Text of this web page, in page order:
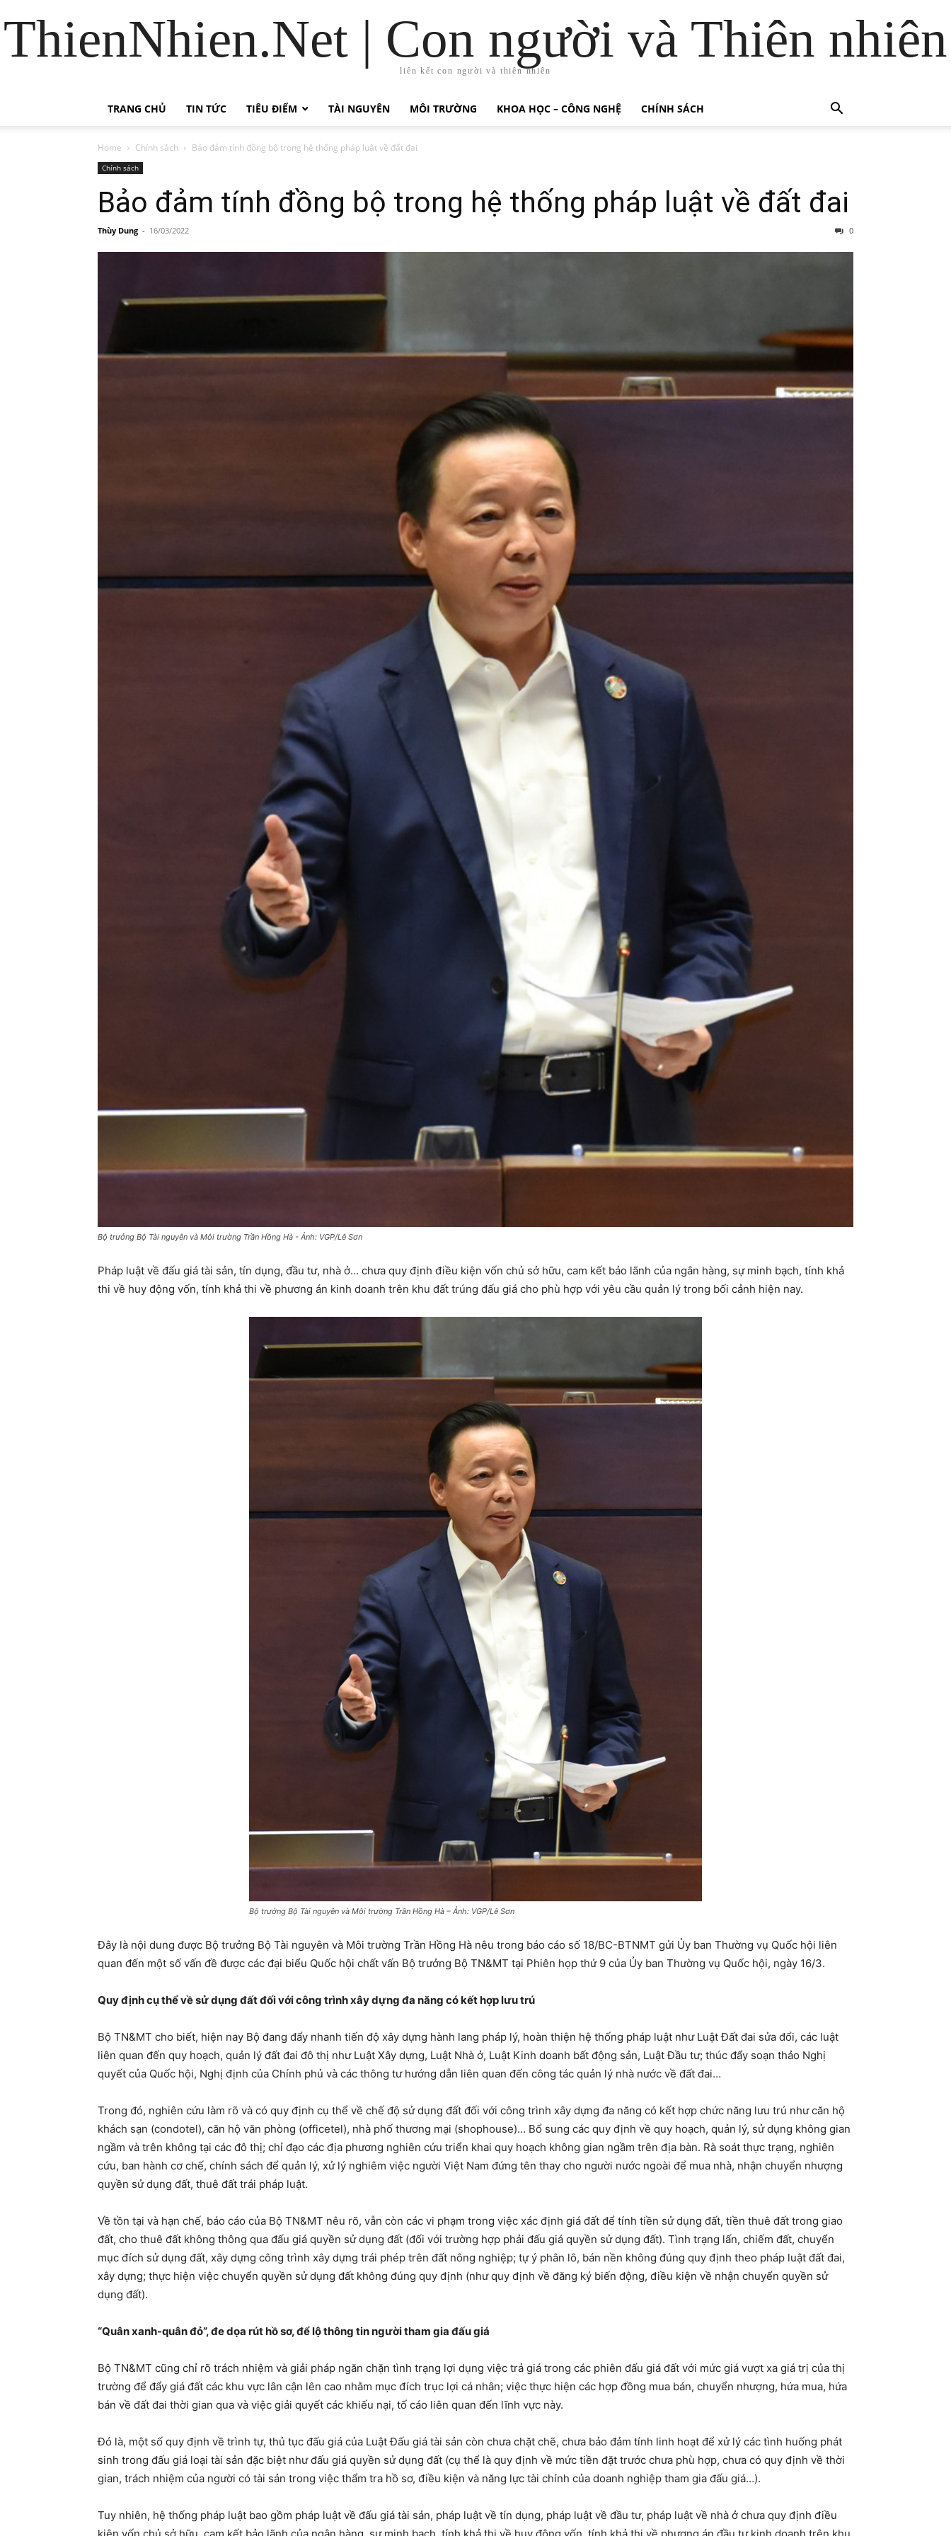
ThienNhien.Net | Con người và Thiên nhiên
liên kết con người và thiên nhiên
TRANG CHỦ TIN TỨC TIÊU ĐIỂM TÀI NGUYÊN MÔI TRƯỜNG KHOA HỌC – CÔNG NGHỆ CHÍNH SÁCH
Home Chính sách Bảo đảm tính đồng bộ trong hệ thống pháp luật về đất đai
Chính sách
Bảo đảm tính đồng bộ trong hệ thống pháp luật về đất đai
Thùy Dung - 16/03/2022 0
Bộ trưởng Bộ Tài nguyên và Môi trường Trần Hồng Hà - Ảnh: VGP/Lê Sơn
Pháp luật về đấu giá tài sản, tín dụng, đầu tư, nhà ở… chưa quy định điều kiện vốn chủ sở hữu, cam kết bảo lãnh của ngân hàng, sự minh bạch, tính khả
thi về huy động vốn, tính khả thi về phương án kinh doanh trên khu đất trúng đấu giá cho phù hợp với yêu cầu quản lý trong bối cảnh hiện nay.
Bộ trưởng Bộ Tài nguyên và Môi trường Trần Hồng Hà – Ảnh: VGP/Lê Sơn
Đây là nội dung được Bộ trưởng Bộ Tài nguyên và Môi trường Trần Hồng Hà nêu trong báo cáo số 18/BC-BTNMT gửi Ủy ban Thường vụ Quốc hội liên
quan đến một số vấn đề được các đại biểu Quốc hội chất vấn Bộ trưởng Bộ TN&MT tại Phiên họp thứ 9 của Ủy ban Thường vụ Quốc hội, ngày 16/3.
Quy định cụ thể về sử dụng đất đối với công trình xây dựng đa năng có kết hợp lưu trú
Bộ TN&MT cho biết, hiện nay Bộ đang đẩy nhanh tiến độ xây dựng hành lang pháp lý, hoàn thiện hệ thống pháp luật như Luật Đất đai sửa đổi, các luật
liên quan đến quy hoạch, quản lý đất đai đô thị như Luật Xây dựng, Luật Nhà ở, Luật Kinh doanh bất động sản, Luật Đầu tư; thúc đẩy soạn thảo Nghị
quyết của Quốc hội, Nghị định của Chính phủ và các thông tư hướng dẫn liên quan đến công tác quản lý nhà nước về đất đai…
Trong đó, nghiên cứu làm rõ và có quy định cụ thể về chế độ sử dụng đất đối với công trình xây dựng đa năng có kết hợp chức năng lưu trú như căn hộ
khách sạn (condotel), căn hộ văn phòng (officetel), nhà phố thương mại (shophouse)… Bổ sung các quy định về quy hoạch, quản lý, sử dụng không gian
ngầm và trên không tại các đô thị; chỉ đạo các địa phương nghiên cứu triển khai quy hoạch không gian ngầm trên địa bàn. Rà soát thực trạng, nghiên
cứu, ban hành cơ chế, chính sách để quản lý, xử lý nghiêm việc người Việt Nam đứng tên thay cho người nước ngoài để mua nhà, nhận chuyển nhượng
quyền sử dụng đất, thuê đất trái pháp luật.
Về tồn tại và hạn chế, báo cáo của Bộ TN&MT nêu rõ, vẫn còn các vi phạm trong việc xác định giá đất để tính tiền sử dụng đất, tiền thuê đất trong giao
đất, cho thuê đất không thông qua đấu giá quyền sử dụng đất (đối với trường hợp phải đấu giá quyền sử dụng đất). Tình trạng lấn, chiếm đất, chuyển
mục đích sử dụng đất, xây dựng công trình xây dựng trái phép trên đất nông nghiệp; tự ý phân lô, bán nền không đúng quy định theo pháp luật đất đai,
xây dựng; thực hiện việc chuyển quyền sử dụng đất không đúng quy định (như quy định về đăng ký biến động, điều kiện về nhận chuyển quyền sử
dụng đất).
“Quân xanh-quân đỏ”, đe dọa rút hồ sơ, để lộ thông tin người tham gia đấu giá
Bộ TN&MT cũng chỉ rõ trách nhiệm và giải pháp ngăn chặn tình trạng lợi dụng việc trả giá trong các phiên đấu giá đất với mức giá vượt xa giá trị của thị
trường để đẩy giá đất các khu vực lân cận lên cao nhằm mục đích trục lợi cá nhân; việc thực hiện các hợp đồng mua bán, chuyển nhượng, hứa mua, hứa
bán về đất đai thời gian qua và việc giải quyết các khiếu nại, tố cáo liên quan đến lĩnh vực này.
Đó là, một số quy định về trình tự, thủ tục đấu giá của Luật Đấu giá tài sản còn chưa chặt chẽ, chưa bảo đảm tính linh hoạt để xử lý các tình huống phát
sinh trong đấu giá loại tài sản đặc biệt như đấu giá quyền sử dụng đất (cụ thể là quy định về mức tiền đặt trước chưa phù hợp, chưa có quy định về thời
gian, trách nhiệm của người có tài sản trong việc thẩm tra hồ sơ, điều kiện và năng lực tài chính của doanh nghiệp tham gia đấu giá…).
Tuy nhiên, hệ thống pháp luật bao gồm pháp luật về đấu giá tài sản, pháp luật về tín dụng, pháp luật về đầu tư, pháp luật về nhà ở chưa quy định điều